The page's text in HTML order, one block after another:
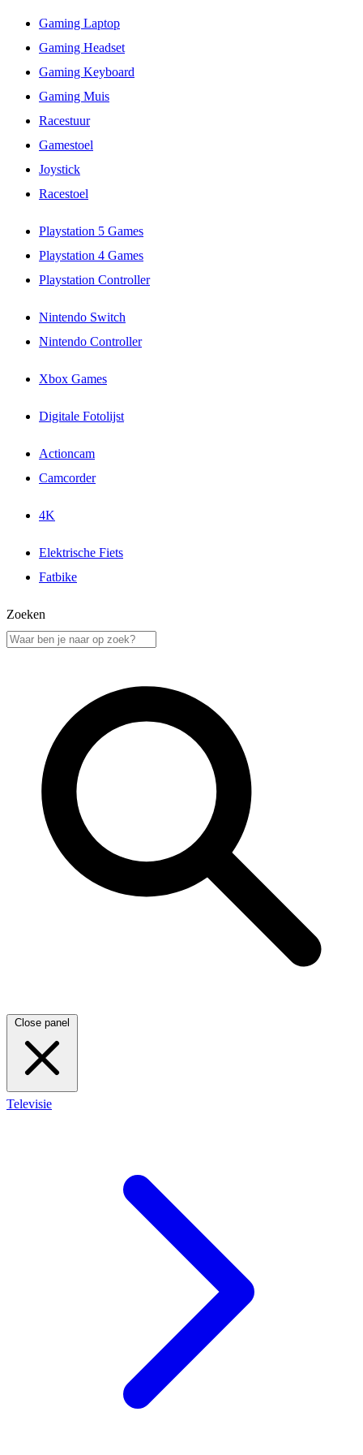
Gaming Laptop
Gaming Headset
Gaming Keyboard
Gaming Muis
Racestuur
Gamestoel
Joystick
Racestoel
Playstation 5 Games
Playstation 4 Games
Playstation Controller
Nintendo Switch
Nintendo Controller
Xbox Games
Digitale Fotolijst
Actioncam
Camcorder
4K
Elektrische Fiets
Fatbike
Zoeken
Close panel
Televisie